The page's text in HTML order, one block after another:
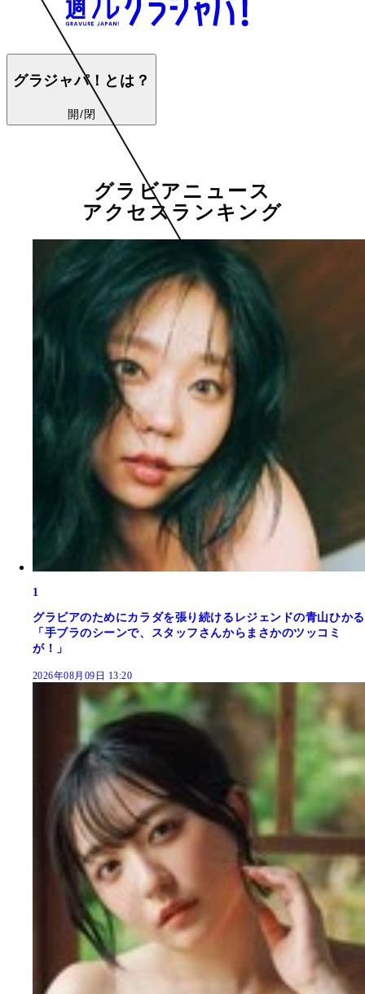
グラジャパ！とは？
開/閉
グラビアニュース
アクセスランキング
1
グラビアのためにカラダを張り続けるレジェンドの青山ひかる
「手ブラのシーンで、スタッフさんからまさかのツッコミ
が！」
2026年08月09日 13:20